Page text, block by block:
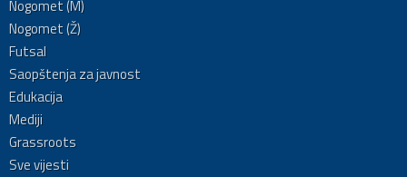
Nogomet (M)
Nogomet (Ž)
Futsal
Saopštenja za javnost
Edukacija
Mediji
Grassroots
Sve vijesti